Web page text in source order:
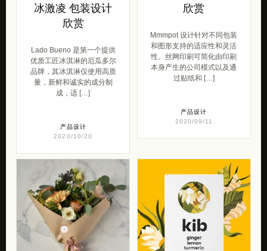
冰激凌 包装设计
欣赏
Lado Bueno 是第一个提供
优质工匠冰淇淋的厄瓜多尔
品牌，其冰淇淋仅使用高质
量，新鲜和诚实的成分制
成，适 […]
产品设计
2020/10/20
欣赏
Mmmpot 设计针对不同包装
和图形支持的适应性和灵活
性。丝网印刷可简化由印刷
本身产生的公司模式以及通
过贴纸和 […]
产品设计
2020/09/11